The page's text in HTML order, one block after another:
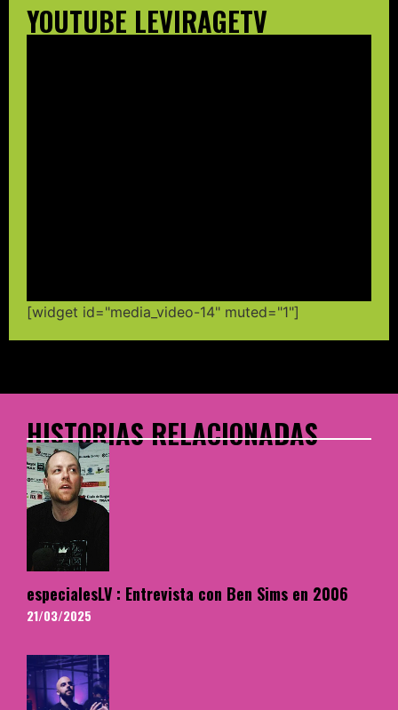
YOUTUBE LEVIRAGETV
[widget id="media_video-14" muted="1"]
HISTORIAS RELACIONADAS
especialesLV : Entrevista con Ben Sims en 2006
21/03/2025